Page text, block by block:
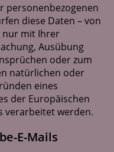
personenbezogenen
diese Daten – von
nur mit Ihrer
Ausübung
oder zum
natürlichen oder
eines
der Europäischen
verarbeitet werden.
E-Mails